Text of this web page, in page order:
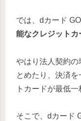
では、dカード
能なクレジットカ
やはり法人契約の
とめたり、決済
トカードが最低
そこで、dカード